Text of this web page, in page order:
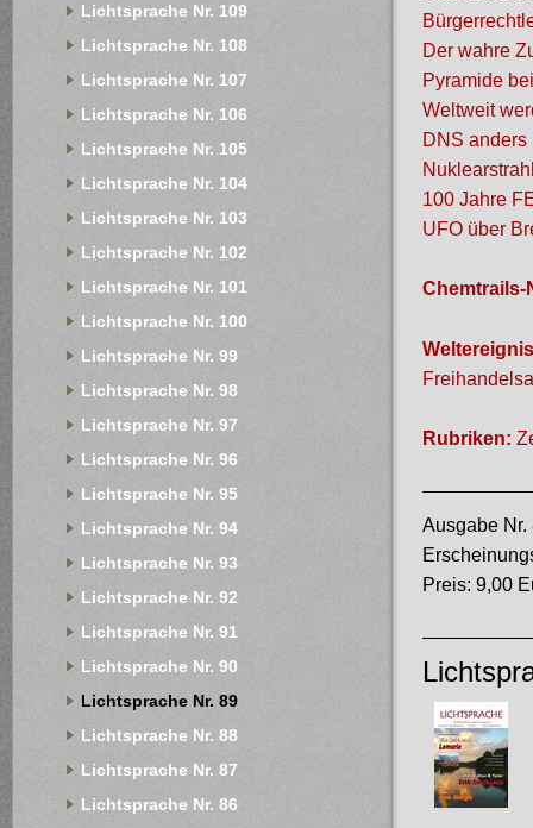
Der wahre
Pyramide
Weltweit
DNS anders
100 Jahre
UFO über
Chemtrails-
Rubriken:
Ausgabe Nr.
Preis: 9,00
Lichtsprache Nr. 109
Lichtsprache Nr. 108
Lichtsprache Nr. 107
Lichtsprache Nr. 106
Lichtsprache Nr. 105
Lichtsprache Nr. 104
Lichtsprache Nr. 103
Lichtsprache Nr. 102
Lichtsprache Nr. 101
Lichtsprache Nr. 100
Lichtsprache Nr. 99
Lichtsprache Nr. 98
Lichtsprache Nr. 97
Lichtsprache Nr. 96
Lichtsprache Nr. 95
Lichtsprache Nr. 94
Lichtsprache Nr. 93
Lichtsprache Nr. 92
Lichtsprache Nr. 91
Lichtsprache Nr. 90
Lichtsprache Nr. 89
Lichtsprache Nr. 88
Lichtsprache Nr. 87
Lichtsprache Nr. 86